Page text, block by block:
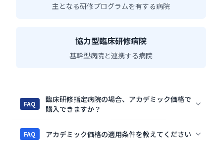
主となる研修プログラムを有する病院
協力型臨床研修病院
基幹型病院と連携する病院
FAQ
臨床研修指定病院の場合、アカデミック価格で
購入できますか？
FAQ アカデミック価格の適用条件を教えてください